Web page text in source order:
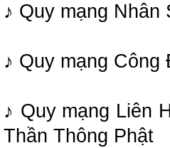
♪ Quy mạng Nhân
♪ Quy mạng
♪ Quy mạng Liên
Thần Thông Phật